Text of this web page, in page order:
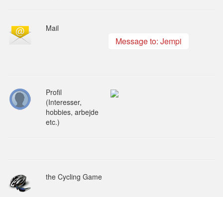
Mail
Message to: Jempi
Profil
(Interesser,
hobbies, arbejde
etc.)
the Cycling Game